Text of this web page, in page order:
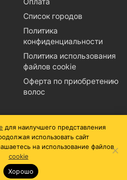
Список городов
Политика
конфиденциальности
Политика использования
файлов cookie
Оферта по приобретению
волос
для наилучшего представления
использовать сайт
на использование файлов
cookie
Хорошо